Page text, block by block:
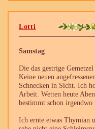
Lotti
Samstag
Die das gestrige
Keine neuen
Schnecken in Sicht. Ich
Arbeit. Wetten heute
bestimmt schon irgendwo
Ich ernte etwas Thymian